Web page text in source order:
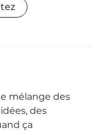
mélange des
des
ça